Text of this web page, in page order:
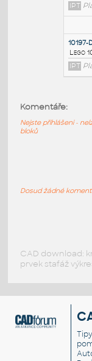
Komentáře:
Nejste přihlášeni -
bloků
Dosud žádné
CAD download:
prvek stafáž